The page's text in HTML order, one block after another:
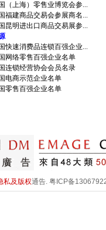
（上海）零售业博览会参...
福建商品交易会参展商名...
昆明进出口商品交易展参...
快速消费品连锁百强企业...
网络零售百强企业名单
连锁经营协会会员名录
电商示范企业名单
零售百强企业名单
私及版权通告. 粤ICP备